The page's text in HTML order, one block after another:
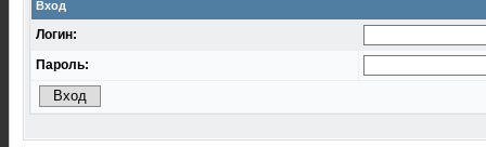
Вход
Логин:
Пароль: